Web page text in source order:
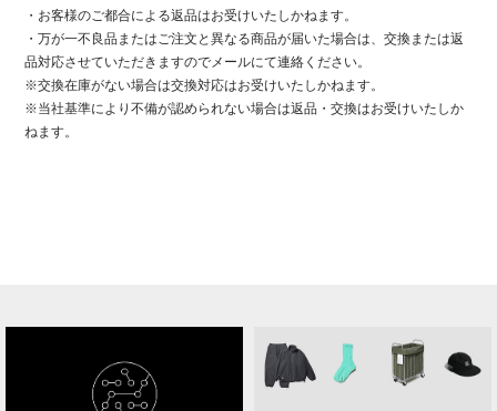
・お客様のご都合による返品はお受けいたしかねます。
・万が一不良品またはご注文と異なる商品が届いた場合は、交換または返
品対応させていただきますのでメールにて連絡ください。
※交換在庫がない場合は交換対応はお受けいたしかねます。
※当社基準により不備が認められない場合は返品・交換はお受けいたしか
ねます。